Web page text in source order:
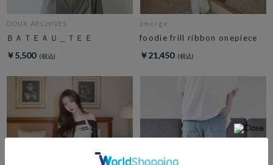
DOUX ARCHIVES
ＢＡＴＥＡＵ＿ＴＥＥ
￥5,500
amerge.
foodie frill ribbon onepiece
￥21,450